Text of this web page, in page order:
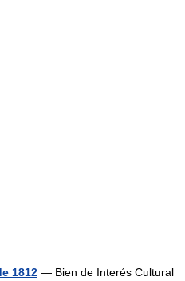
1812 — Bien de Interés Cultural